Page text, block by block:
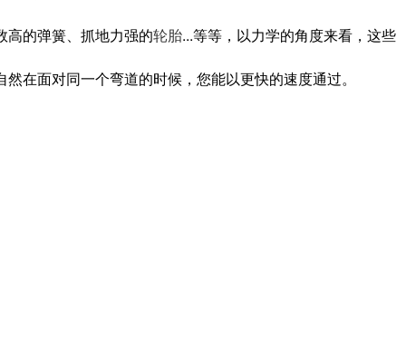
高的弹簧、抓地力强的轮胎...等等，以力学的角度来看，这些
在面对同一个弯道的时候，您能以更快的速度通过。